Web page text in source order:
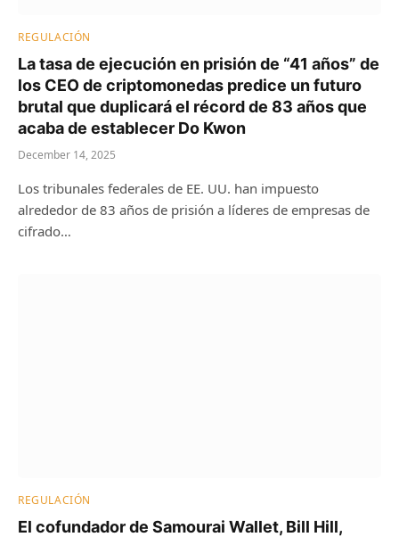
REGULACIÓN
La tasa de ejecución en prisión de “41 años” de
los CEO de criptomonedas predice un futuro
brutal que duplicará el récord de 83 años que
acaba de establecer Do Kwon
December 14, 2025
Los tribunales federales de EE. UU. han impuesto
alrededor de 83 años de prisión a líderes de empresas de
cifrado…
REGULACIÓN
El cofundador de Samourai Wallet, Bill Hill,